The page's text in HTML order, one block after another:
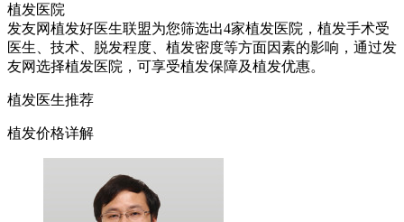
植发医院
发友网植发好医生联盟为您筛选出4家植发医院，植发手术受
医生、技术、脱发程度、植发密度等方面因素的影响，通过发
友网选择植发医院，可享受植发保障及植发优惠。
植发医生推荐
植发价格详解